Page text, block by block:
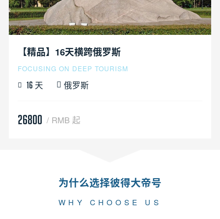
【精品】16天横跨俄罗斯
FOCUSING ON DEEP TOURISM
16 天 俄罗斯
26800 / RMB 起
为什么选择彼得大帝号
WHY CHOOSE US